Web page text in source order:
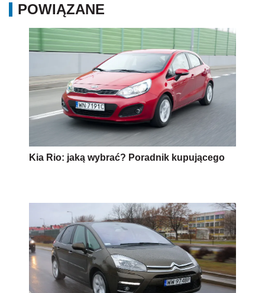
POWIĄZANE
Kia Rio: jaką wybrać? Poradnik kupującego